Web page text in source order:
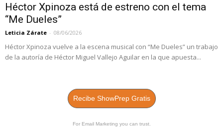
Héctor Xpinoza está de estreno con el tema
“Me Dueles”
Leticia Zárate - 08/06/2026
Héctor Xpinoza vuelve a la escena musical con “Me Dueles” un trabajo
de la autoría de Héctor Miguel Vallejo Aguilar en la que apuesta...
Recibe ShowPrep Gratis
For Email Marketing you can trust.